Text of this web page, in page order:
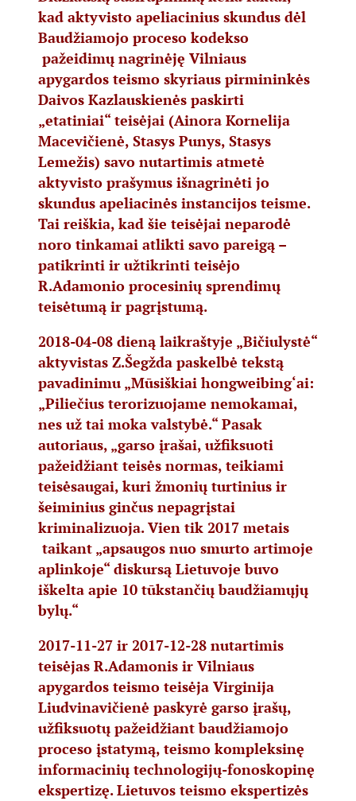
kad aktyvisto apeliacinius skundus dėl
Baudžiamojo proceso kodekso
pažeidimų nagrinėję Vilniaus
apygardos teismo skyriaus pirmininkės
Daivos Kazlauskienės paskirti
„etatiniai“ teisėjai (Ainora Kornelija
Macevičienė, Stasys Punys, Stasys
Lemežis) savo nutartimis atmetė
aktyvisto prašymus išnagrinėti jo
skundus apeliacinės instancijos teisme.
Tai reiškia, kad šie teisėjai neparodė
noro tinkamai atlikti savo pareigą –
patikrinti ir užtikrinti teisėjo
R.Adamonio procesinių sprendimų
teisėtumą ir pagrįstumą.
2018-04-08 dieną laikraštyje „Bičiulystė“
aktyvistas Z.Šegžda paskelbė tekstą
pavadinimu „Mūsiškiai hongweibing‘ai:
„Piliečius terorizuojame nemokamai,
nes už tai moka valstybė.“ Pasak
autoriaus, „garso įrašai, užfiksuoti
pažeidžiant teisės normas, teikiami
teisėsaugai, kuri žmonių turtinius ir
šeiminius ginčus nepagrįstai
kriminalizuoja. Vien tik 2017 metais
taikant „apsaugos nuo smurto artimoje
aplinkoje“ diskursą Lietuvoje buvo
iškelta apie 10 tūkstančių baudžiamųjų
bylų.“
2017-11-27 ir 2017-12-28 nutartimis
teisėjas R.Adamonis ir Vilniaus
apygardos teismo teisėja Virginija
Liudvinavičienė paskyrė garso įrašų,
užfiksuotų pažeidžiant baudžiamojo
proceso įstatymą, teismo kompleksinę
informacinių technologijų-fonoskopinę
ekspertizę. Lietuvos teismo ekspertizės